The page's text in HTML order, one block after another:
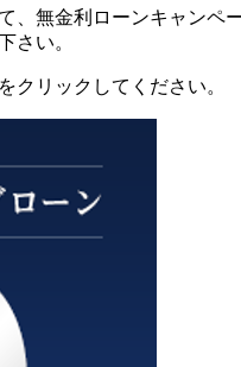
、無金利ローンキャン
さい。
クリックしてください。